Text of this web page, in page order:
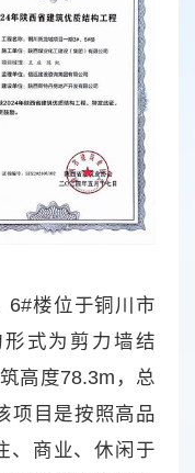
6#楼位于铜川市
式为剪力墙结
高度78.3m，总
项目是按照高品
、商业、休闲于